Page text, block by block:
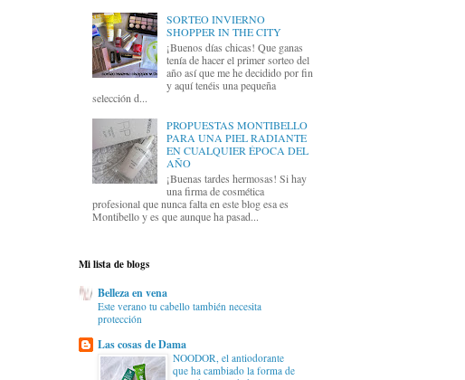
SORTEO INVIERNO
SHOPPER IN THE CITY
¡Buenos días chicas! Que ganas
tenía de hacer el primer sorteo del
año así que me he decidido por fin
y aquí tenéis una pequeña
selección d...
PROPUESTAS MONTIBELLO
PARA UNA PIEL RADIANTE
EN CUALQUIER ÉPOCA DEL
AÑO
¡Buenas tardes hermosas! Si hay
una firma de cosmética
profesional que nunca falta en este blog esa es
Montibello y es que aunque ha pasad...
Mi lista de blogs
Belleza en vena
Este verano tu cabello también necesita
protección
Las cosas de Dama
NOODOR, el antiodorante
que ha cambiado la forma de